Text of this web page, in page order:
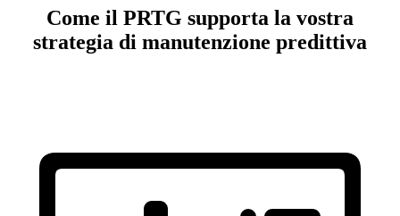
Come il PRTG supporta la vostra
strategia di manutenzione predittiva